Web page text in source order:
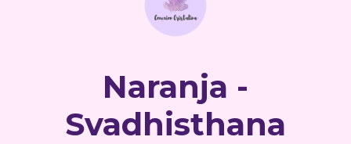
Naranja -
Svadhisthana